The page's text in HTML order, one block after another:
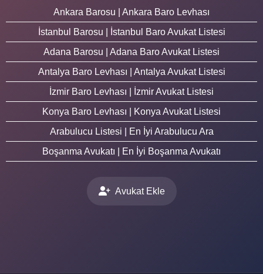
Ankara Barosu | Ankara Baro Levhası
İstanbul Barosu | İstanbul Baro Avukat Listesi
Adana Barosu | Adana Baro Avukat Listesi
Antalya Baro Levhası | Antalya Avukat Listesi
İzmir Baro Levhası | İzmir Avukat Listesi
Konya Baro Levhası | Konya Avukat Listesi
Arabulucu Listesi | En İyi Arabulucu Ara
Boşanma Avukatı | En İyi Boşanma Avukatı
Avukat Ekle